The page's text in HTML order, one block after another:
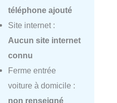
téléphone ajouté
Site internet :
Aucun site internet
connu
Ferme entrée
voiture à domicile :
non renseigné